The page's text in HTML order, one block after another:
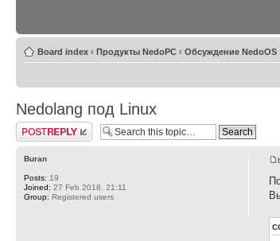
Board index ‹ Продукты NedoPC ‹ Обсуждение NedoOS
Nedolang под Linux
Post a reply
Buran
Posts: 19
Joined: 27 Feb 2018, 21:11
Group: Registered users